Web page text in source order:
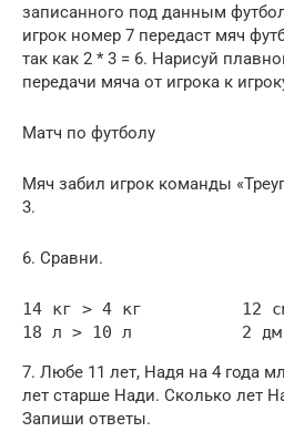
записанного под данным
игрок номер 7 передаст мяч
так как 2 * 3 = 6. Нарисуй
передачи мяча от игрока к
Матч по футболу
Мяч забил игрок команды
3.
6. Сравни.
14 кг > 4 кг          12
18 л > 10 л           2 дм
7. Любе 11 лет, Надя на 4 года
лет старше Нади. Сколько лет
Запиши ответы.